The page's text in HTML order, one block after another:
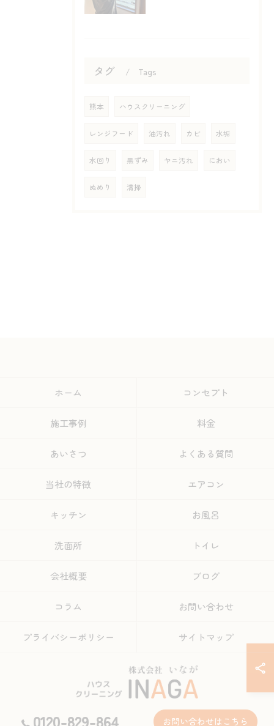
タグ Tags
熊本 ハウスクリーニング
レンジフード 油汚れ カビ 水垢
水回り 黒ずみ ヤニ汚れ におい
ぬめり 清掃
0120-829-864 お問い合わせはこちら
ホーム コンセプト
施工事例 料金
あいさつ よくある質問
当社の特徴 エアコン
キッチン お風呂
洗面所 トイレ
会社概要 ブログ
コラム お問い合わせ
プライバシーポリシー サイトマップ